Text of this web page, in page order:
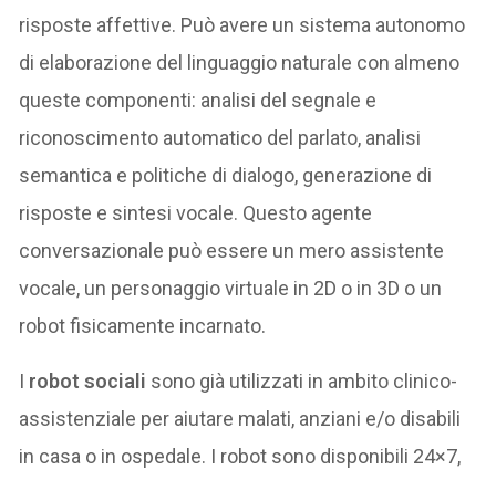
risposte affettive. Può avere un sistema autonomo
di elaborazione del linguaggio naturale con almeno
queste componenti: analisi del segnale e
riconoscimento automatico del parlato, analisi
semantica e politiche di dialogo, generazione di
risposte e sintesi vocale. Questo agente
conversazionale può essere un mero assistente
vocale, un personaggio virtuale in 2D o in 3D o un
robot fisicamente incarnato.
I robot sociali sono già utilizzati in ambito clinico-
assistenziale per aiutare malati, anziani e/o disabili
in casa o in ospedale. I robot sono disponibili 24×7,